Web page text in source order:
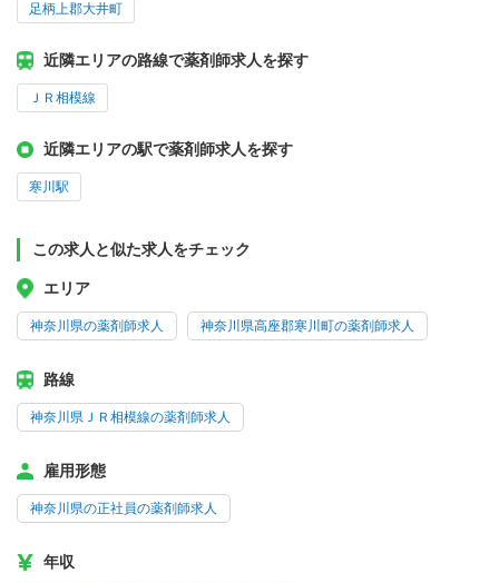
足柄上郡大井町
近隣エリアの路線で薬剤師求人を探す
ＪＲ相模線
近隣エリアの駅で薬剤師求人を探す
寒川駅
この求人と似た求人をチェック
エリア
神奈川県の薬剤師求人 神奈川県高座郡寒川町の薬剤師求人
路線
神奈川県ＪＲ相模線の薬剤師求人
雇用形態
神奈川県の正社員の薬剤師求人
年収